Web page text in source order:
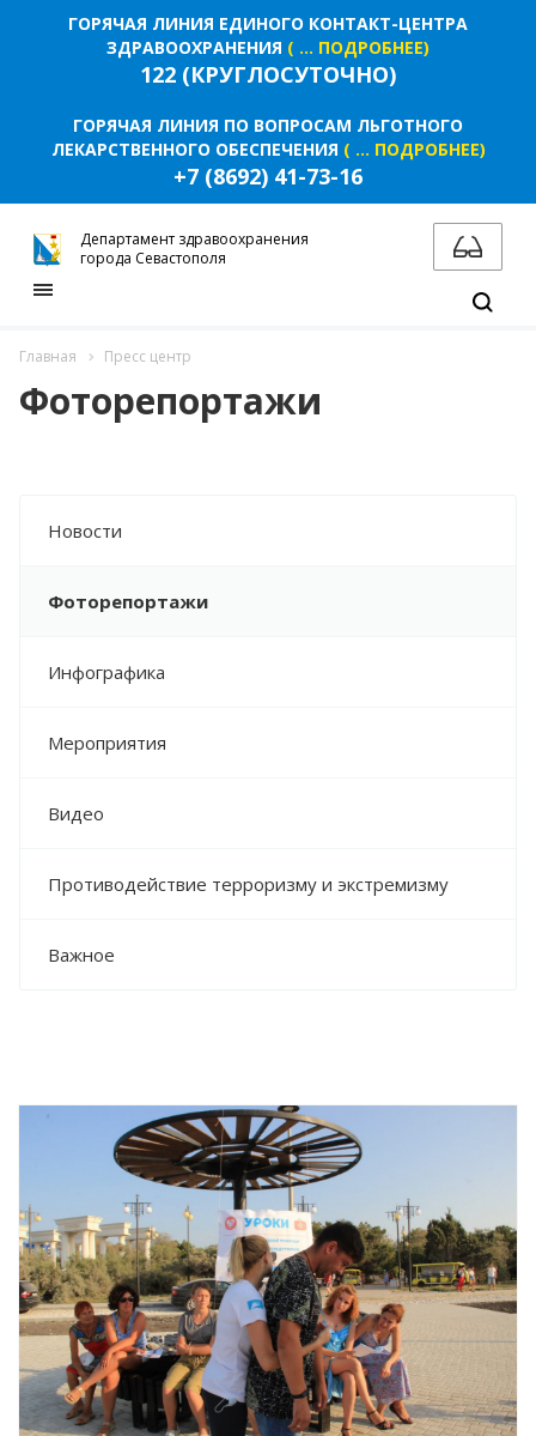
Главная Пресс центр
Фоторепортажи
Новости
Фоторепортажи
Инфографика
Мероприятия
Видео
Противодействие терроризму и экстремизму
Важное
ГОРЯЧАЯ ЛИНИЯ ЕДИНОГО КОНТАКТ-ЦЕНТРА
ЗДРАВООХРАНЕНИЯ ( ... ПОДРОБНЕЕ)
122 (КРУГЛОСУТОЧНО)
ГОРЯЧАЯ ЛИНИЯ ПО ВОПРОСАМ ЛЬГОТНОГО
ЛЕКАРСТВЕННОГО ОБЕСПЕЧЕНИЯ ( ... ПОДРОБНЕЕ)
+7 (8692) 41-73-16
Департамент здравоохранения
города Севастополя